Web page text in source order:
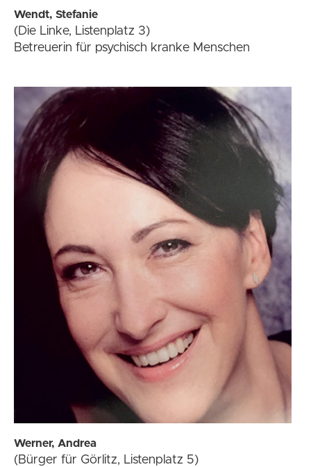
Wendt, Stefanie
(Die Linke, Listenplatz 3)
Betreuerin für psychisch kranke Menschen
Werner, Andrea
(Bürger für Görlitz, Listenplatz 5)